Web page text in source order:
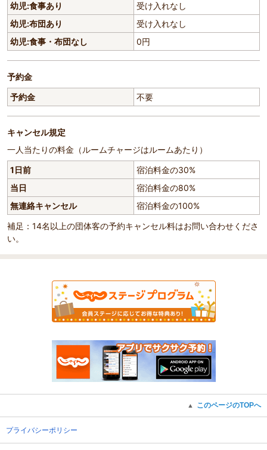
幼児:食事あり
受け入れなし
幼児:布団あり
受け入れなし
幼児:食事・布団なし
0円
予約金
予約金
不要
キャンセル規定
一人当たりの料金（ルームチャージはルームあたり）
1日前
宿泊料金の30%
当日
宿泊料金の80%
無連絡キャンセル
宿泊料金の100%
補足：14名以上の団体客の予約キャンセル料はお問い合わせくださ
い。
▲ このページのTOPへ
プライバシーポリシー